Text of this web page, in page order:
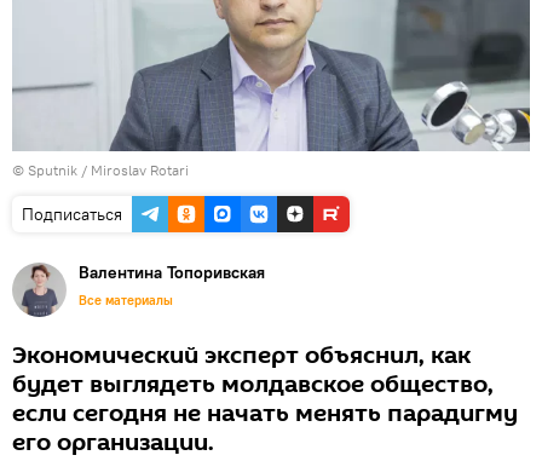
© Sputnik / Miroslav Rotari
Подписаться
Валентина Топоривская
Все материалы
Экономический эксперт объяснил, как
будет выглядеть молдавское общество,
если сегодня не начать менять парадигму
его организации.